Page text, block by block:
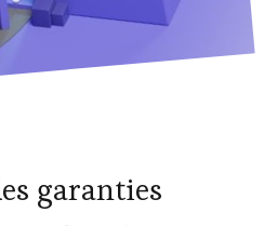
garanties